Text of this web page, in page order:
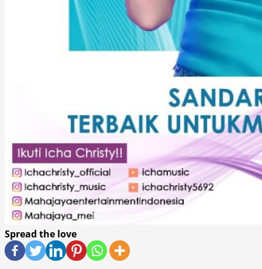
Spread the love